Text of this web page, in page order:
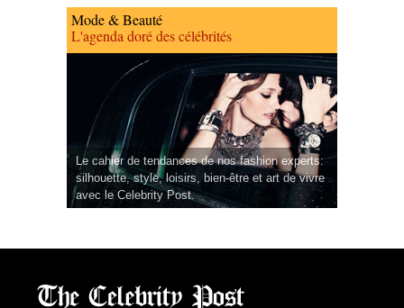
Mode & Beauté
L'agenda doré des célébrités
Le cahier de tendances de nos fashion experts:
silhouette, style, loisirs, bien-être et art de vivre
avec le Celebrity Post.